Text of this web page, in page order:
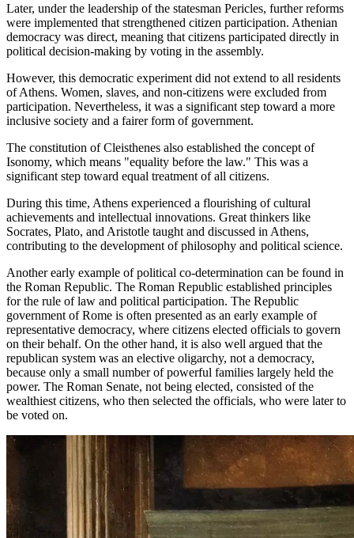
Later, under the leadership ofthe statesman Pericles, furtherreforms
were implemented that strengthened citizen participation. Athenian
democracy was direct, meaning that citizens participated directly in
political decision-making by voting in the assembly.
However, this democratic experiment did not extend to all residents
ofAthens. Women, slaves, and non-citizens were excluded from
participation. Nevertheless, it was a significant step toward a more
inclusive society and a fairer form of government.
The constitution ofCleisthenes also established the concept of
Isonomy, which means "equality before the law." This was a
significant step toward equal treatment ofall citizens.
During this time, Athens experienced a flourishing ofcultural
achievements and intellectual innovations. Great thinkers like
Socrates, Plato, and Aristotle taught and discussed in Athens,
contributing to the development ofphilosophy and political science.
Anotherearly example of political co-determination can be found in
the Roman Republic. The Roman Republic established principles
for the rule oflaw and political participation. The Republic
government ofRome is often presented as an early example of
representative democracy, where citizens elected officials to govern
on their behalf. On the other hand, it is also well argued that the
republican system was an elective oligarchy, not a democracy,
because only a small numberofpowerful families largely held the
power. The Roman Senate, not being elected, consisted ofthe
wealthiest citizens, who then selected the officials, who were later to
be voted on.